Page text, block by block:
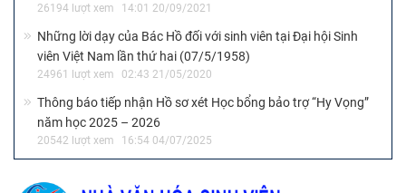
26194 lượt xem 14:01 20/09/2021
Những lời dạy của Bác Hồ đối với sinh viên tại Đại hội Sinh
viên Việt Nam lần thứ hai (07/5/1958)
24961 lượt xem 02:43 21/05/2020
Thông báo tiếp nhận Hồ sơ xét Học bổng bảo trợ “Hy Vọng”
năm học 2025 – 2026
20542 lượt xem 16:54 04/07/2025